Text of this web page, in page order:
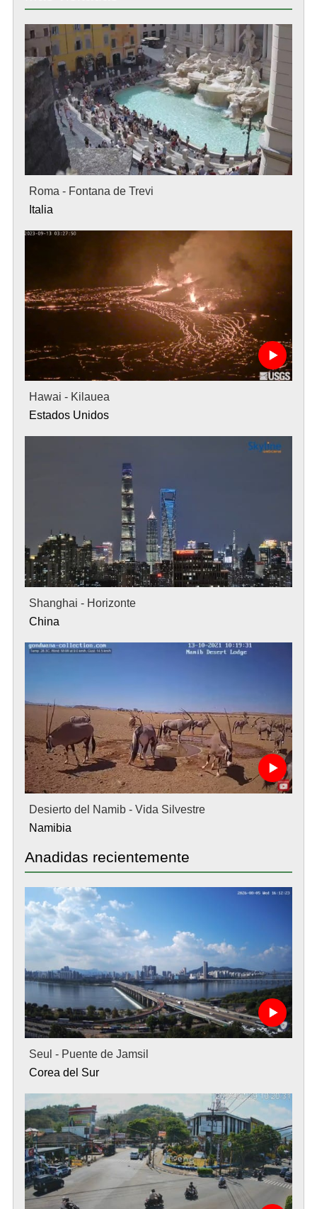
Roma - Fontana de Trevi
Italia
Hawai - Kilauea
Estados Unidos
Shanghai - Horizonte
China
Desierto del Namib - Vida Silvestre
Namibia
Anadidas recientemente
Seul - Puente de Jamsil
Corea del Sur